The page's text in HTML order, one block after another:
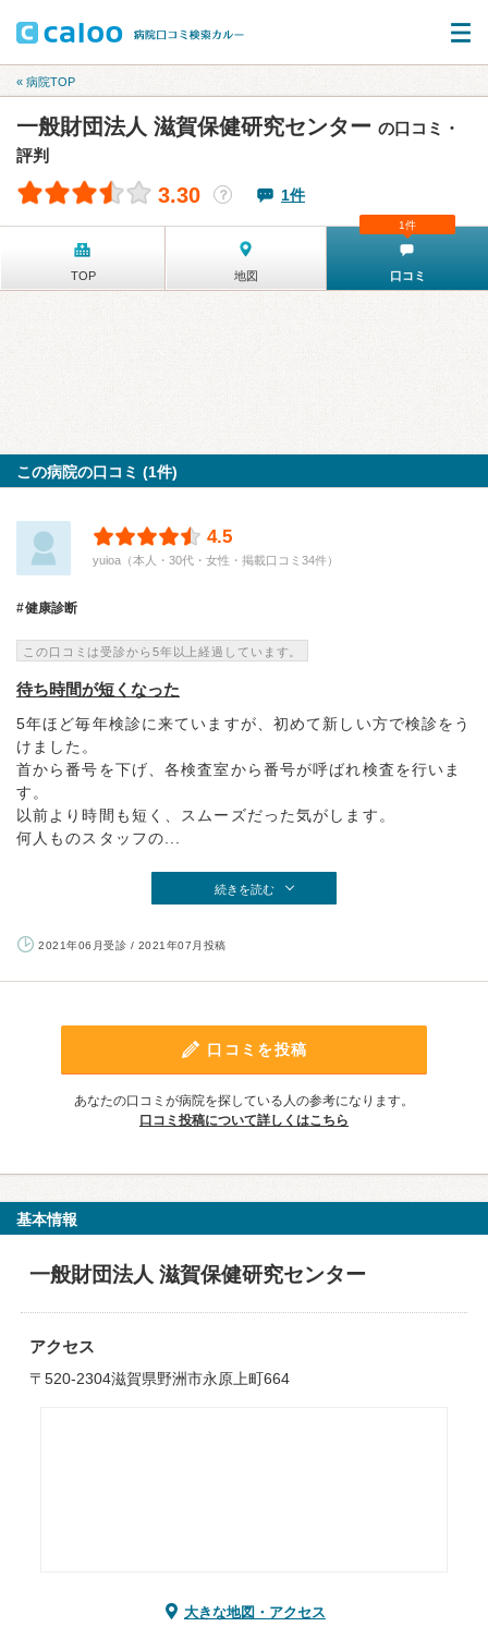
« 病院TOP
一般財団法人 滋賀保健研究センター の口コミ・
評判
3.30 ？ 1件
TOP 地図 口コミ
1件
この病院の口コミ (1件)
4.5
yuioa（本人・30代・女性・掲載口コミ34件）
健康診断
この口コミは受診から5年以上経過しています。
待ち時間が短くなった
5年ほど毎年検診に来ていますが、初めて新しい方で検診をう
けました。
首から番号を下げ、各検査室から番号が呼ばれ検査を行いま
す。
以前より時間も短く、スムーズだった気がします。
何人ものスタッフの...
続きを読む
2021年06月受診 / 2021年07月投稿
口コミを投稿
あなたの口コミが病院を探している人の参考になります。
口コミ投稿について詳しくはこちら
基本情報
一般財団法人 滋賀保健研究センター
アクセス
〒520-2304滋賀県野洲市永原上町664
大きな地図・アクセス